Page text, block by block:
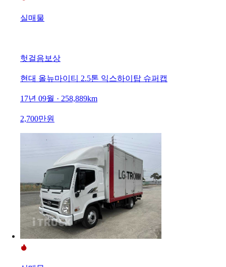
실매물
헛걸음보상
현대 올뉴마이티 2.5톤 익스하이탑 슈퍼캡
17년 09월 · 258,889km
2,700만원